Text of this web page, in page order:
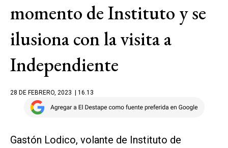
momento de Instituto y se
ilusiona con la visita a
Independiente
28 DE FEBRERO, 2023 | 16.13
Gastón Lodico, volante de Instituto de